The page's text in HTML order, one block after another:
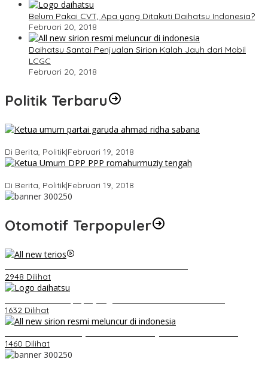
Belum Pakai CVT, Apa yang Ditakuti Daihatsu Indonesia?
Februari 20, 2018
Daihatsu Santai Penjualan Sirion Kalah Jauh dari Mobil
LCGC
Februari 20, 2018
Politik Terbaru
Di Berita, Politik|Februari 19, 2018
Di Berita, Politik|Februari 19, 2018
Otomotif Terpopuler
2948 Dilihat
1632 Dilihat
1460 Dilihat